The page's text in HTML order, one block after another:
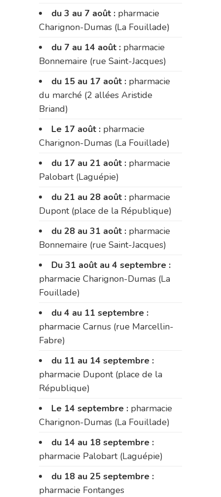
du 3 au 7 août : pharmacie
Charignon-Dumas (La Fouillade)
du 7 au 14 août : pharmacie
Bonnemaire (rue Saint-Jacques)
du 15 au 17 août : pharmacie
du marché (2 allées Aristide
Briand)
Le 17 août : pharmacie
Charignon-Dumas (La Fouillade)
du 17 au 21 août : pharmacie
Palobart (Laguépie)
du 21 au 28 août : pharmacie
Dupont (place de la République)
du 28 au 31 août : pharmacie
Bonnemaire (rue Saint-Jacques)
Du 31 août au 4 septembre :
pharmacie Charignon-Dumas (La
Fouillade)
du 4 au 11 septembre :
pharmacie Carnus (rue Marcellin-
Fabre)
du 11 au 14 septembre :
pharmacie Dupont (place de la
République)
Le 14 septembre : pharmacie
Charignon-Dumas (La Fouillade)
du 14 au 18 septembre :
pharmacie Palobart (Laguépie)
du 18 au 25 septembre :
pharmacie Fontanges